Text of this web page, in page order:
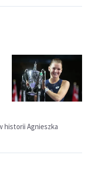
historii Agnieszka